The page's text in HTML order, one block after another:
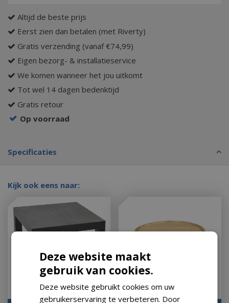
Altijd de beste prijs
Eerst zien dan betalen (met Riverty)
Gratis verzending (vanaf €74,99)
Eigen bezorg- & installatieservice
We komen wanneer het jou uitkomt
Tot wel 14 dagen bedenktijd
Gratis retour
Op voorraad
Specificaties
Kijk ook eens naar:
Deze website maakt
gebruik van cookies.
Deze website gebruikt cookies om uw
gebruikerservaring te verbeteren. Door